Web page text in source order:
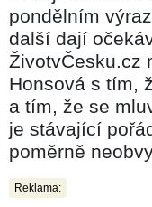
pondělním
další dají
ŽivotvČesku.cz
Honsová s tím,
a tím, že se
je stávající
poměrně
Reklama: